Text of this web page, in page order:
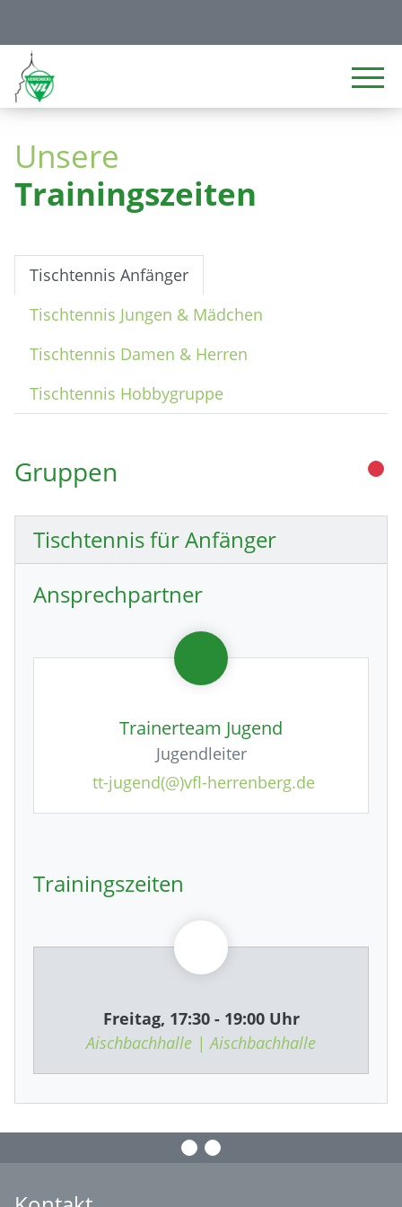
Unsere
Trainingszeiten
Tischtennis Anfänger
Tischtennis Jungen & Mädchen
Tischtennis Damen & Herren
Tischtennis Hobbygruppe
Gruppen
Tischtennis für Anfänger
Ansprechpartner
Trainerteam Jugend
Jugendleiter
tt-jugend(@)vfl-herrenberg.de
Trainingszeiten
Freitag, 17:30 - 19:00 Uhr
Aischbachhalle | Aischbachhalle